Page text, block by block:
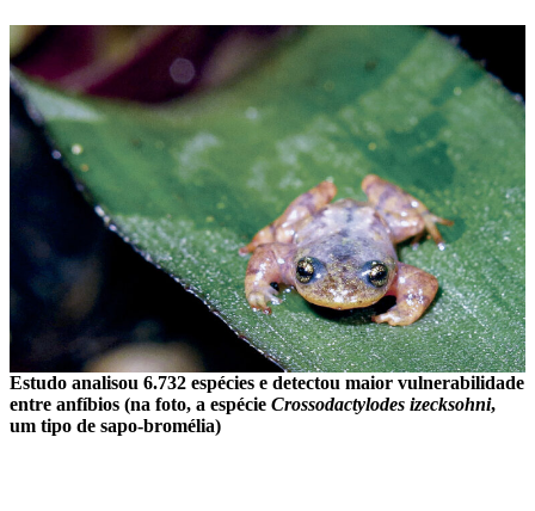
Estudo analisou 6.732 espécies e detectou maior vulnerabilidade
entre anfíbios (na foto, a espécie Crossodactylodes izecksohni,
um tipo de sapo-bromélia)